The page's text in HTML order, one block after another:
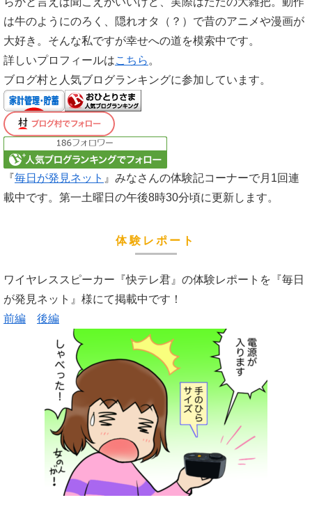
は牛のようにのろく、隠れオタ（？）で昔のアニメや漫画が
大好き。そんな私ですが幸せへの道を模索中です。
詳しいプロフィールはこちら 。
ブログ村と人気ブログランキングに参加しています。
『毎日が発見ネット 』みなさんの体験記コーナーで月1回連
載中です。第一土曜日の午後8時30分頃に更新します。
体験レポート
ワイヤレススピーカー『快テレ君』の体験レポートを『毎日
が発見ネット』様にて掲載中です！
前編
後編